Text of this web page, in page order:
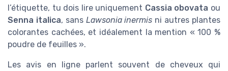
l’étiquette, tu dois lire uniquement Cassia obovata ou
Senna italica, sans Lawsonia inermis ni autres plantes
colorantes cachées, et idéalement la mention « 100 %
poudre de feuilles ».
Les avis en ligne parlent souvent de cheveux qui